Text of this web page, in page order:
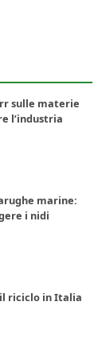
sulle materie
l’industria
marine:
i nidi
riciclo in Italia